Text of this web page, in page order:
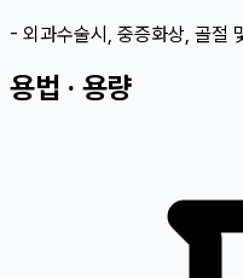
- 외과수술시, 중증화상, 골절
용법 · 용량